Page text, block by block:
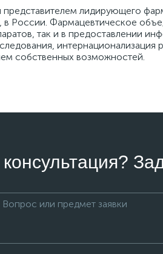
лидирующего
в России. Фармацевтическое
так и в предоставлении
интернационализация
собственных возможностей.